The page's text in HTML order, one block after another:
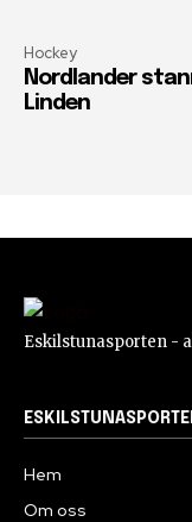
Hockey
Nordlander
Linden
Eskilstunasporten -
Hem
Om oss